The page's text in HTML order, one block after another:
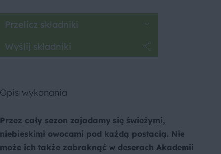
Przelicz składniki
Wyślij składniki
Opis wykonania
Przez cały sezon zajadamy się świeżymi,
niebieskimi owocami pod każdą postacią. Nie
może ich także zabraknąć w deserach Akademii